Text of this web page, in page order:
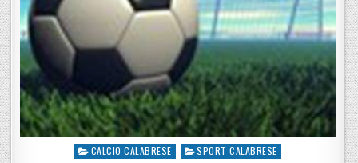
Posted in
CALCIO CALABRESE SPORT CALABRESE